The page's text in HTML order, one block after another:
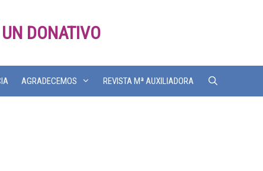
DONATIVO
AGRADECEMOS REVISTA Mª AUXILIADORA